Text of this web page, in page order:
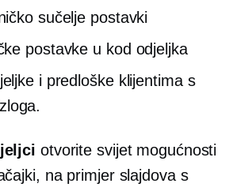
sučelje postavki
postavke u kod odjeljka
i predloške klijentima s
otvorite svijet mogućnosti
na primjer slajdova s